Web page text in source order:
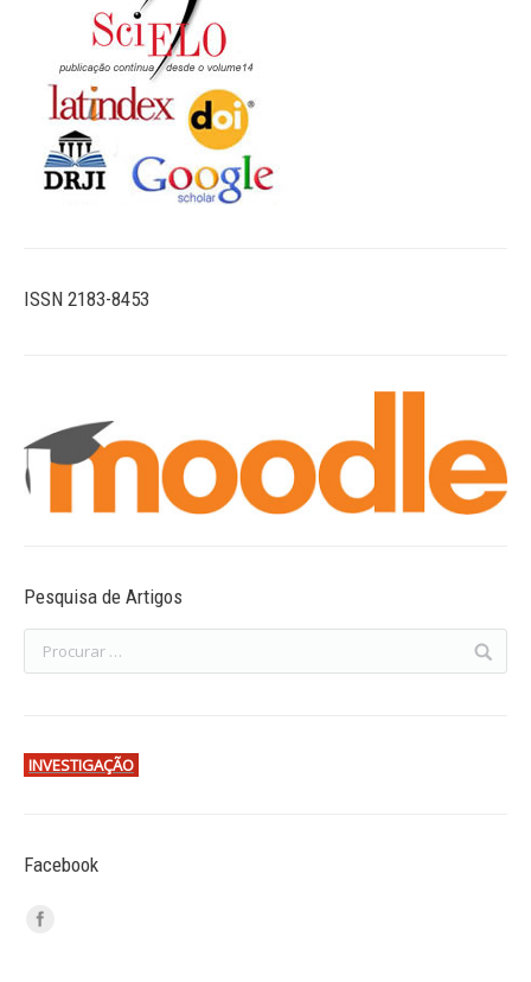
ISSN 2183-8453
Pesquisa de Artigos
INVESTIGAÇÃO
Facebook